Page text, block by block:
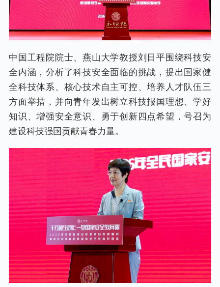
中国工程院院士、燕山大学教授刘日平围绕科技安
全内涵，分析了科技安全面临的挑战，提出国家健
全科技体系、核心技术自主可控、培养人才队伍三
方面举措，并向青年发出树立科技报国理想、学好
知识、增强安全意识、勇于创新四点希望，号召为
建设科技强国贡献青春力量。